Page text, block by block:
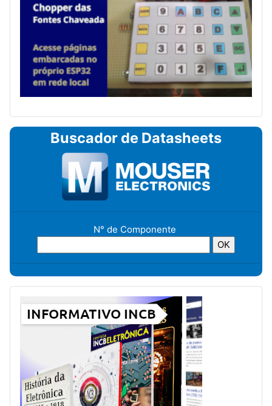
Buscador de Datasheets
N° de Componente